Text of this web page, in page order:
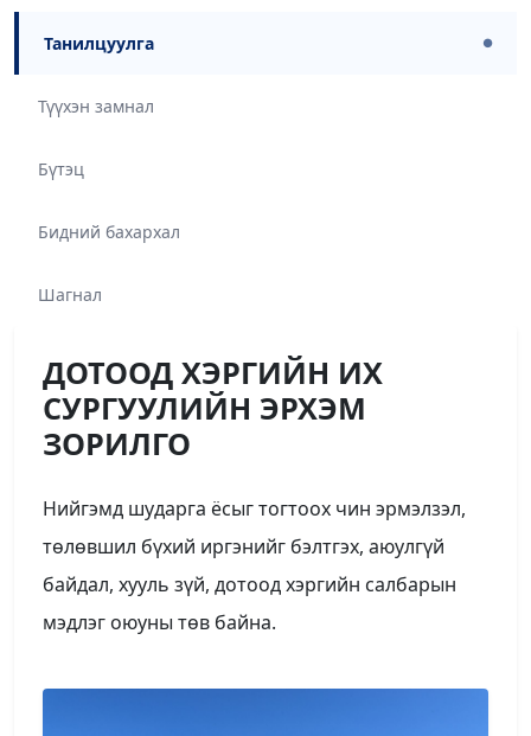
Танилцуулга ●
Түүхэн замнал
Бүтэц
Бидний бахархал
Шагнал
ДОТООД ХЭРГИЙН ИХ
СУРГУУЛИЙН ЭРХЭМ
ЗОРИЛГО
Нийгэмд шударга ёсыг тогтоох чин эрмэлзэл,
төлөвшил бүхий иргэнийг бэлтгэх, аюулгүй
байдал, хууль зүй, дотоод хэргийн салбарын
мэдлэг оюуны төв байна.